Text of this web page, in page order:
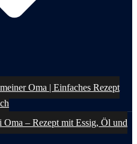
Oma | Einfaches Rezept
– Rezept mit Essig, Öl und